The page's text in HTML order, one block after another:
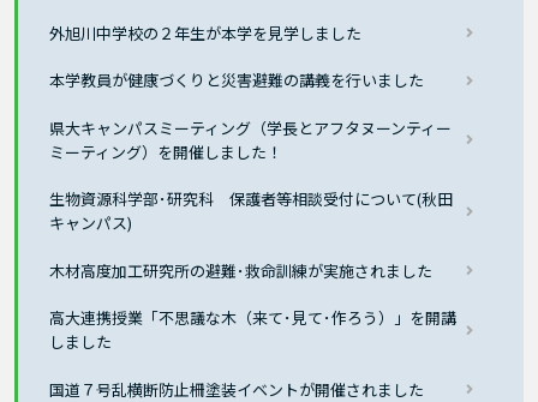
外旭川中学校の２年生が本学を見学しました
本学教員が健康づくりと災害避難の講義を行いました
県大キャンパスミーティング（学長とアフタヌーンティー
ミーティング）を開催しました！
生物資源科学部･研究科 保護者等相談受付について(秋田
キャンパス)
木材高度加工研究所の避難･救命訓練が実施されました
高大連携授業「不思議な木（来て･見て･作ろう）」を開講
しました
国道７号乱横断防止柵塗装イベントが開催されました